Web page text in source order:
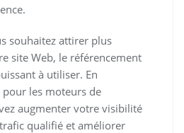
souhaitez attirer plus
site Web, le référencement
à utiliser. En
les moteurs de
augmenter votre visibilité
qualifié et améliorer